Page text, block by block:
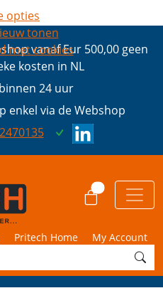
vanaf Eur 500,00 geen
kosten in NL
24 uur
enkel via de Webshop
Pritech Home My Account
opties
tonen
met cookies